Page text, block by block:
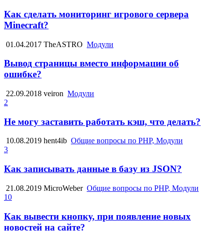
Как сделать мониторинг игрового сервера
Minecraft?
01.04.2017 TheASTRO Модули
Вывод страницы вместо информации об
ошибке?
22.09.2018 veiron Модули
2
Не могу заставить работать кэш, что делать?
10.08.2019 hent4ib Общие вопросы по PHP, Модули
3
Как записывать данные в базу из JSON?
21.08.2019 MicroWeber Общие вопросы по PHP, Модули
10
Как вывести кнопку, при появление новых
новостей на сайте?